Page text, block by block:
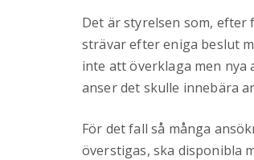
Det är styrelsen som, efter
strävar efter eniga beslut
inte att överklaga men
anser det skulle innebära
För det fall så många
överstigas, ska disponibla